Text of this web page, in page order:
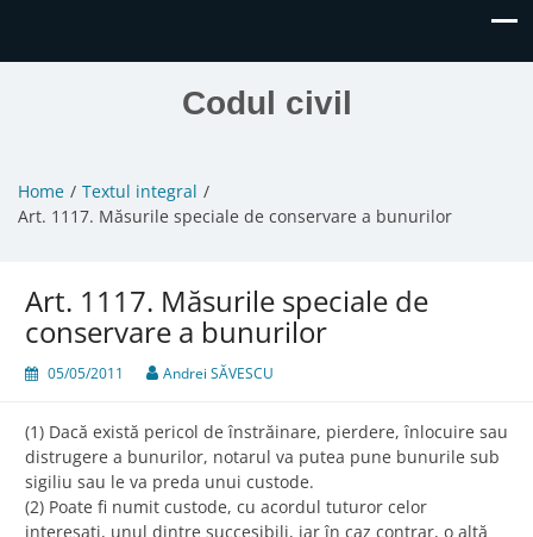
Codul civil
Home
Textul integral
Art. 1117. Măsurile speciale de conservare a bunurilor
Art. 1117. Măsurile speciale de
conservare a bunurilor
05/05/2011 Andrei SĂVESCU
(1) Dacă există pericol de înstrăinare, pierdere, înlocuire sau
distrugere a bunurilor, notarul va putea pune bunurile sub
sigiliu sau le va preda unui custode.
(2) Poate fi numit custode, cu acordul tuturor celor
interesaţi, unul dintre succesibili, iar în caz contrar, o altă